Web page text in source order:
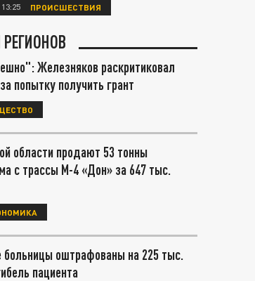
ПРОИСШЕСТВИЯ
Железняков раскритиковал
попытку получить грант
области продают 53 тонны
с трассы М-4 «Дон» за 647 тыс.
больницы оштрафованы на 225 тыс.
пациента